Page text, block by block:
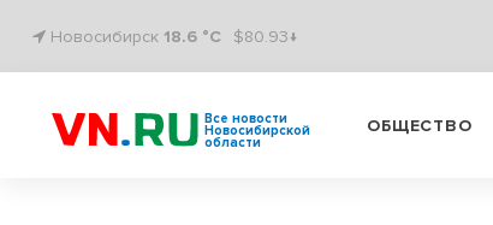
Новосибирск 18.6 °C $80.93↓
Все новости
Новосибирской
области
ОБЩЕСТВО